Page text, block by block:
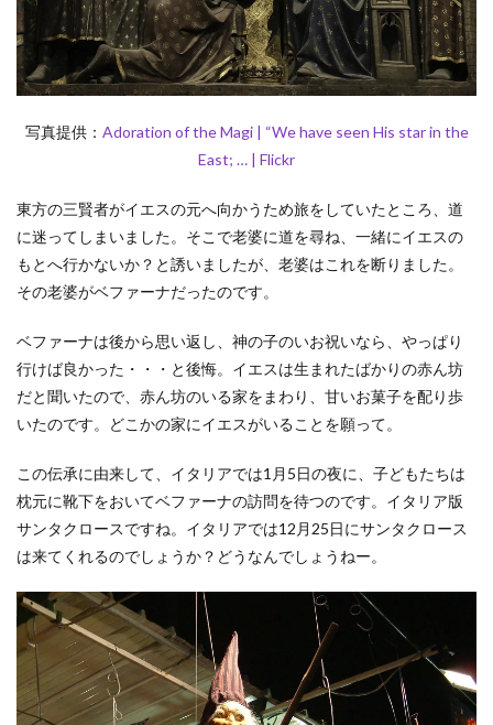
写真提供： Adoration of the Magi | “We have seen His star in the
East; … | Flickr
東方の三賢者がイエスの元へ向かうため旅をしていたところ、道
に迷ってしまいました。そこで老婆に道を尋ね、一緒にイエスの
もとへ行かないか？と誘いましたが、老婆はこれを断りました。
その老婆がベファーナだったのです。
ベファーナは後から思い返し、神の子のいお祝いなら、やっぱり
行けば良かった・・・と後悔。イエスは生まれたばかりの赤ん坊
だと聞いたので、赤ん坊のいる家をまわり、甘いお菓子を配り歩
いたのです。どこかの家にイエスがいることを願って。
この伝承に由来して、イタリアでは1月5日の夜に、子どもたちは
枕元に靴下をおいてベファーナの訪問を待つのです。イタリア版
サンタクロースですね。イタリアでは12月25日にサンタクロース
は来てくれるのでしょうか？どうなんでしょうねー。